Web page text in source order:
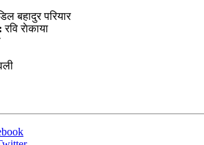
बहादुर परियार
रवि राेकाया